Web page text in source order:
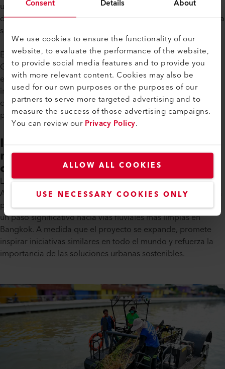
Consent Details About
We use cookies to ensure the functionality of our
website, to evaluate the performance of the website,
to provide social media features and to provide you
with more relevant content. Cookies may also be
used for our own purposes or the purposes of our
partners to serve more targeted advertising and to
measure the success of those advertising campaigns.
You can review ourPrivacy Policy.
ALLOW ALL COOKIES
USE NECESSARY COOKIES ONLY
un video producido por Ecomarine Co., Ltd. (una subsidiaria
de Asian Marine Services PCL), enfatiza el compromiso con la
sostenibilidad y la innovación. Vea el video aquí.
El primer barco fue entregado oficialmente a la BMA por el
Gobernador de Bangkok, quien expresó sus planes de
expandir este sistema a otros canales de la ciudad. Esta
iniciativa no solo aborda el apremiante problema de la
contaminación del agua, sino que también establece un
precedente para futuros esfuerzos ambientales.
Impacto positivo: Vías fluviales
más limpias y beneficios
comunitarios
La colaboración exitosa entre BMA, Precious Shipping PCL,
Asian Marine Services PCL y Ecomarine Co., Ltd., respaldada
por la tecnología de soldadura avanzada de Leister, marca
un paso significativo hacia vías fluviales más limpias en
Bangkok. A medida que el proyecto se expande, promete
inspirar iniciativas similares en todo el mundo y refuerza la
importancia de las soluciones urbanas sostenibles.